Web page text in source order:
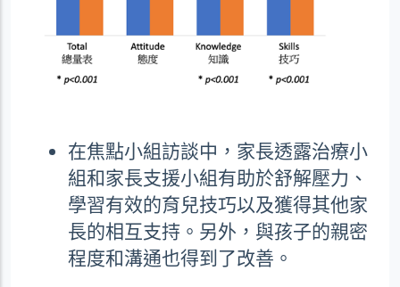
在焦點小組訪談中，家長透露治療小
組和家長支援小組有助於舒解壓力、
學習有效的育兒技巧以及獲得其他家
長的相互支持。另外，與孩子的親密
程度和溝通也得到了改善。